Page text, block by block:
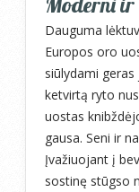
Dauguma
Europos oro
siūlydami
ketvirtą ryto
uostas
gausa. Seni ir
Įvažiuojant į
sostinę stūgso